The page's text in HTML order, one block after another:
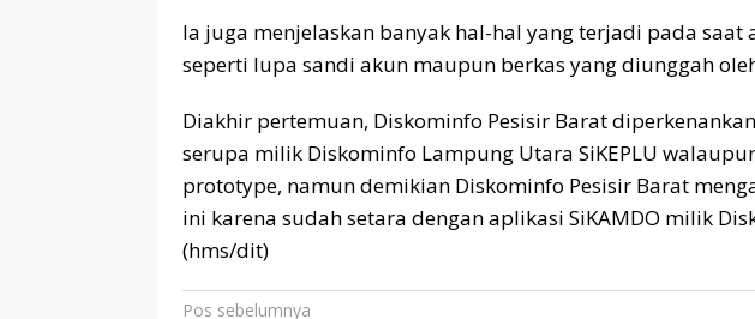
Ia juga menjelaskan banyak hal-hal yang terjadi pada saat
seperti lupa sandi akun maupun berkas yang diunggah
Diakhir pertemuan, Diskominfo Pesisir Barat
serupa milik Diskominfo Lampung Utara SiKEPLU
prototype, namun demikian Diskominfo Pesisir Barat
ini karena sudah setara dengan aplikasi SiKAMDO milik
(hms/dit)
Pos sebelumnya